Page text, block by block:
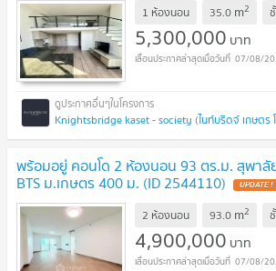
1 ห้องนอน 35.0 m2
5,300,000 บาท
07/08/
Knightsbridge kaset - society (ไนท์บริดจ์ เกษตร
พร้อมอยู่ คอนโด 2 ห้องนอน 93 ตร.ม. สุพาลั
BTS ม.เกษตร 400 ม. (ID 2544110) UPDATE !
2 ห้องนอน 93.0 m2
4,900,000 บาท
07/08/